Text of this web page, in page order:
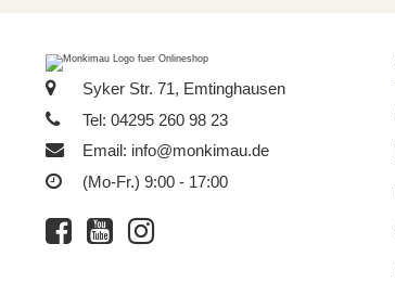
Syker Str. 71, Emtinghausen
Tel: 04295 260 98 23
Email: info@monkimau.de
(Mo-Fr.) 9:00 - 17:00